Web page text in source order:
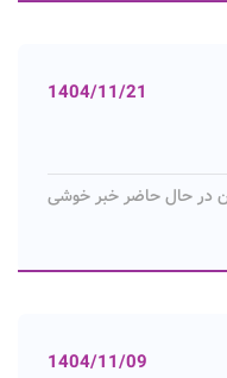
1404/11/21
در حال حاضر خبر خوشی
1404/11/09